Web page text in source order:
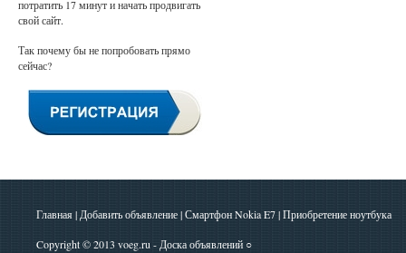
потратить 17 минут и начать продвигать
свой сайт.
Так почему бы не попробовать прямо
сейчас?
Главная|Добавить объявление|Смартфон Nokia E7|Приобретение ноутбука
Copyright © 2013 voeg.ru - Доска объявлений ○